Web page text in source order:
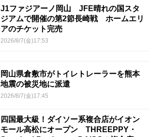
J1ファジアーノ岡山 JFE晴れの国スタ
ジアムで開催の第2節長崎戦 ホームエリ
アのチケット完売
2026/8/7(金)17:53
岡山県倉敷市がトイレトレーラーを熊本
地震の被災地に派遣
2026/8/7(金)17:45
四国最大級！ダイソー系複合店がイオン
モール高松にオープン THREEPPY・